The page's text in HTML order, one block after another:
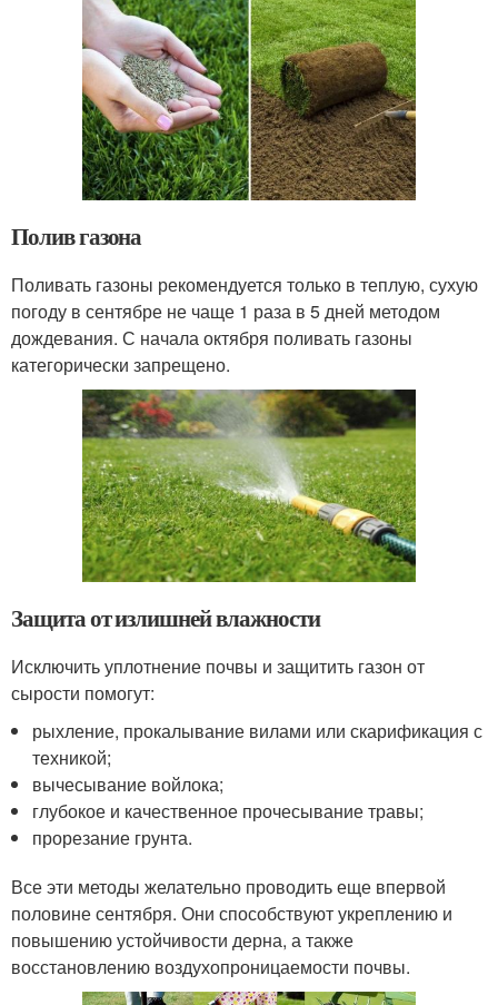
Полив газона
Поливать газоны рекомендуется только в теплую, сухую
погоду в сентябре не чаще 1 раза в 5 дней методом
дождевания. С начала октября поливать газоны
категорически запрещено.
Защита от излишней влажности
Исключить уплотнение почвы и защитить газон от
сырости помогут:
рыхление, прокалывание вилами или скарификация с
техникой;
вычесывание войлока;
глубокое и качественное прочесывание травы;
прорезание грунта.
Все эти методы желательно проводить еще впервой
половине сентября. Они способствуют укреплению и
повышению устойчивости дерна, а также
восстановлению воздухопроницаемости почвы.